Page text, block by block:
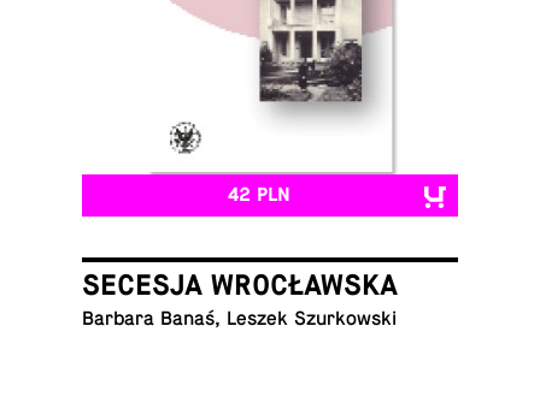
42 PLN
SECESJA WROCŁAWSKA
Barbara Banaś, Leszek Szurkowski